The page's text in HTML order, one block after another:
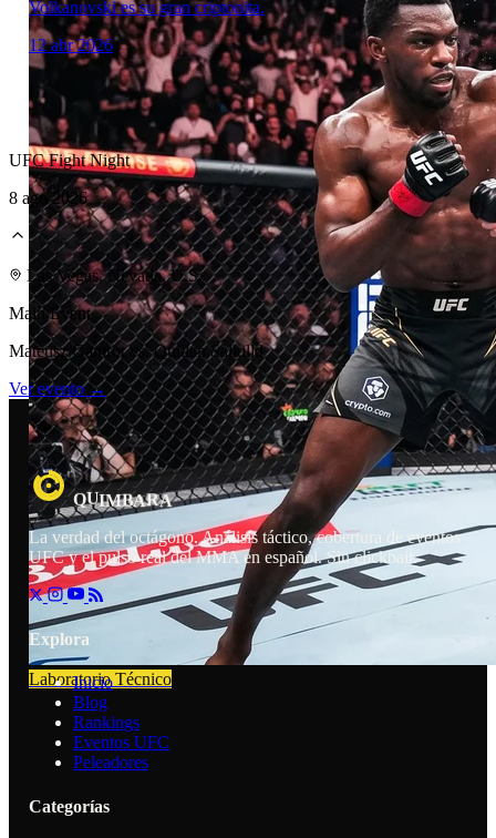
Laboratorio Técnico
Laboratorio Técnico
Volkanovski es su gran criptonita.
12 abr 2026
UFC Fight Night
8 ago 2026
Las Vegas, Nevada, U.S.
Main Event
Mateusz Gamrot vs. Quillan Salkilld
Ver evento →
QUIMBARA
La verdad del octágono. Análisis táctico, cobertura de eventos
UFC y el pulso real del MMA en español. Sin clickbait.
Explora
Inicio
Blog
Rankings
Eventos UFC
Peleadores
Categorías